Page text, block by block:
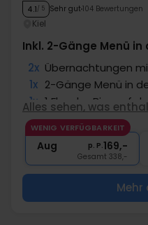
4.1/ 5 Sehr gut 104 Bewertungen
Kiel
Inkl. 2-Gänge Menü in
2x Übernachtungen
1x 2-Gänge Menü in
1x 1 Flasche Bier auf
∞ Getränke sind beim
1x Begrüßungsgetränk
Alles sehen, was
WENIG VERFÜGBARKEIT
Aug p. P.169,-
Gesamt 338,-
Mehr